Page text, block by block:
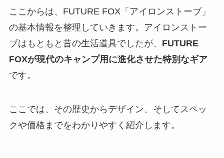
ここからは、FUTURE FOX「アイロンストーブ」
の基本情報を整理していきます。アイロンストー
ブはもともと昔の生活道具でしたが、 FUTURE
FOXが現代のキャンプ用に進化させた特別なギア
です。
ここでは、その歴史からデザイン、そしてスペッ
クや価格までをわかりやすく紹介します。